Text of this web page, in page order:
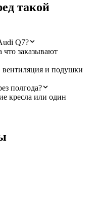
такой
Q7?
что заказывают
вентиляция и подушки
полгода?
кресла или один